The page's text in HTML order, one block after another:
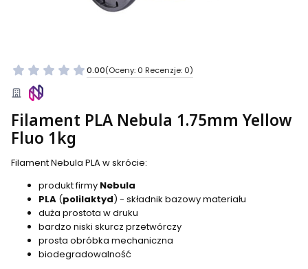
0.00(Oceny: 0 Recenzje: 0)
Filament PLA Nebula 1.75mm Yellow
Fluo 1kg
Filament Nebula PLA w skrócie:
produkt firmy Nebula
PLA (polilaktyd) - składnik bazowy materiału
duża prostota w druku
bardzo niski skurcz przetwórczy
prosta obróbka mechaniczna
biodegradowalność